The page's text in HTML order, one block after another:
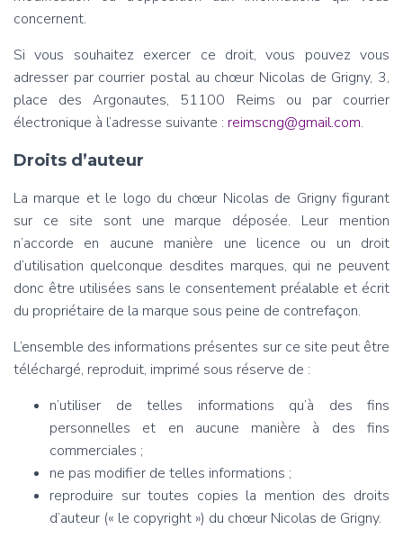
concernent.
Si vous souhaitez exercer ce droit, vous pouvez vous
adresser par courrier postal au chœur Nicolas de Grigny, 3,
place des Argonautes, 51100 Reims ou par courrier
électronique à l’adresse suivante : reimscng@gmail.com.
Droits d’auteur
La marque et le logo du chœur Nicolas de Grigny figurant
sur ce site sont une marque déposée. Leur mention
n’accorde en aucune manière une licence ou un droit
d’utilisation quelconque desdites marques, qui ne peuvent
donc être utilisées sans le consentement préalable et écrit
du propriétaire de la marque sous peine de contrefaçon.
L’ensemble des informations présentes sur ce site peut être
téléchargé, reproduit, imprimé sous réserve de :
n’utiliser de telles informations qu’à des fins
personnelles et en aucune manière à des fins
commerciales ;
ne pas modifier de telles informations ;
reproduire sur toutes copies la mention des droits
d’auteur (« le copyright ») du chœur Nicolas de Grigny.